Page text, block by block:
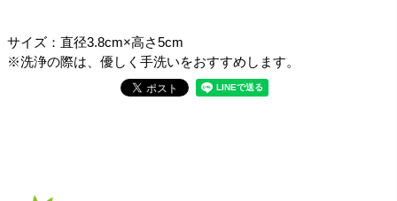
サイズ：直径3.8cm×高さ5cm
※洗浄の際は、優しく手洗いをおすすめします。